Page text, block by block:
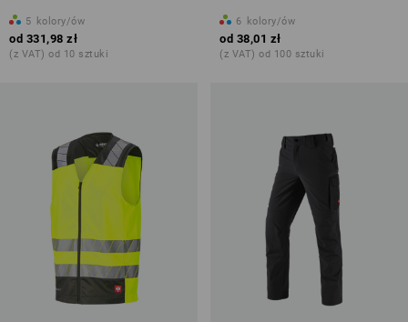
5 kolory/ów
od 331,98 zł
(z VAT) od 10 sztuki
6 kolory/ów
od 38,01 zł
(z VAT) od 100 sztuki